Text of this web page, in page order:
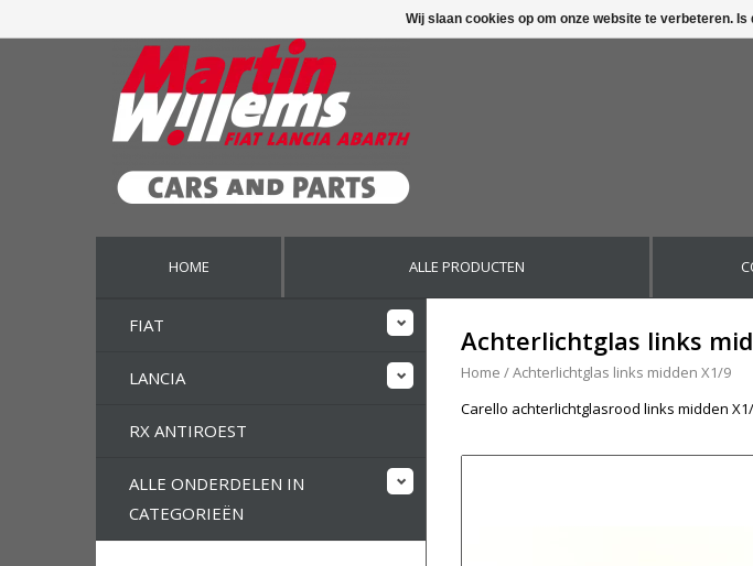
HOME ALLE PRODUCTEN
FIAT
LANCIA
RX ANTIROEST
ALLE ONDERDELEN IN
CATEGORIEËN
Achterlichtglas links
Home /Achterlichtglas links midden X1/9
Carello achterlichtglasrood links midden
Wij slaan cookies op om onze website te verbeteren. Is